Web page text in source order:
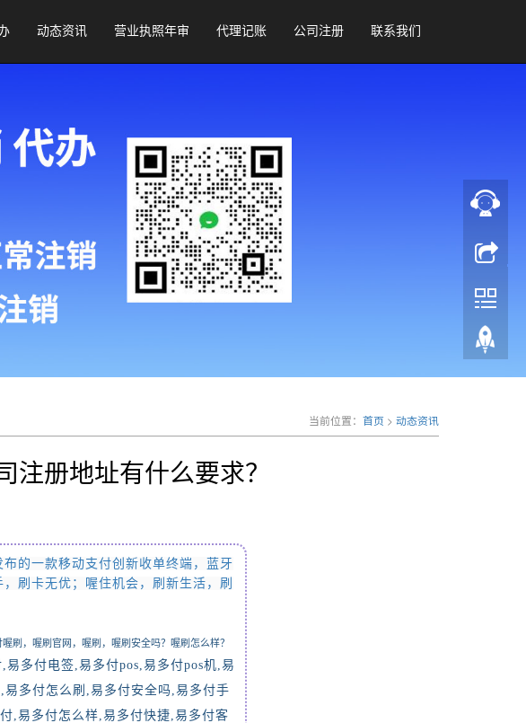
动态资讯 营业执照年审 代理记账 公司注册 联系我们
当前位置： 首页 > 动态资讯
注册地址有什么要求？
布的一款移动支付创新收单终端，蓝牙
刷卡无优；喔住机会，刷新生活，刷
刷，喔刷官网，喔刷，喔刷安全吗？喔刷怎么样？
易多付电签,易多付pos,易多付pos机,易
,易多付怎么刷 ,易多付安全吗,易多付手
,易多付怎么样,易多付快捷,易多付客